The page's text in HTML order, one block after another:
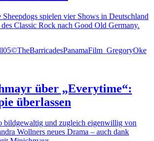
spielen vier Shows in Deutschland
Classic Rock nach Good Old Germany.
über „Everytime“:
überlassen
bildgewaltig und zugleich eigenwillig von
Wollners neues Drama – auch dank